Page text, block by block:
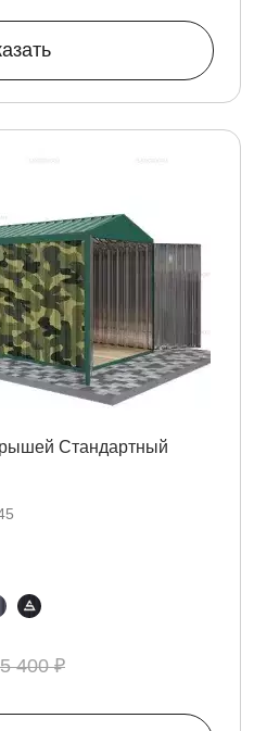
Стандартный
400 ₽